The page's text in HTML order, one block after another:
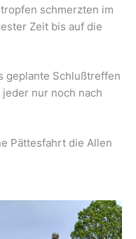
schmerzten im
Zeit bis auf die
geplante Schlußtreffen
nur noch nach
Pättesfahrt die Allen